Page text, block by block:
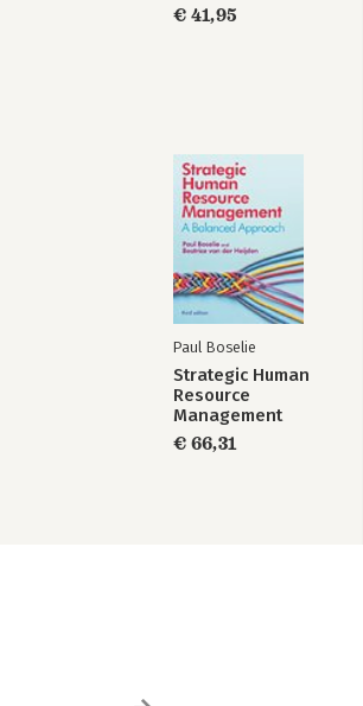
€ 41,95
Paul Boselie
Strategic Human
Resource
Management
€ 66,31